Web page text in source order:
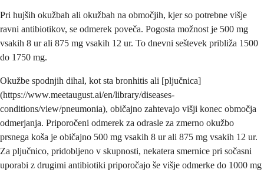
Pri hujših okužbah ali okužbah na območjih, kjer so potrebne višje
ravni antibiotikov, se odmerek poveča. Pogosta možnost je 500 mg
vsakih 8 ur ali 875 mg vsakih 12 ur. To dnevni seštevek približa 1500
do 1750 mg.
Okužbe spodnjih dihal, kot sta bronhitis ali [pljučnica]
(https://www.meetaugust.ai/en/library/diseases-
conditions/view/pneumonia), običajno zahtevajo višji konec območja
odmerjanja. Priporočeni odmerek za odrasle za zmerno okužbo
prsnega koša je običajno 500 mg vsakih 8 ur ali 875 mg vsakih 12 ur.
Za pljučnico, pridobljeno v skupnosti, nekatera smernice pri sočasni
uporabi z drugimi antibiotiki priporočajo še višje odmerke do 1000 mg